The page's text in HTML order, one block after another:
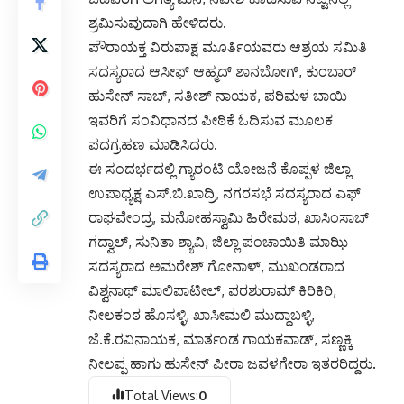
ಶ್ರಮಿಸುವುದಾಗಿ ಹೇಳಿದರು.
ಪೌರಾಯಕ್ತ ವಿರುಪಾಕ್ಷ ಮೂರ್ತಿಯವರು ಆಶ್ರಯ ಸಮಿತಿ
ಸದಸ್ಯರಾದ ಆಸೀಫ್ ಆಹ್ಮದ್ ಶಾನಬೋಗ್, ಕುಂಬಾರ್
ಹುಸೇನ್ ಸಾಬ್, ಸತೀಶ್ ನಾಯಕ, ಪರಿಮಳ ಬಾಯಿ
ಇವರಿಗೆ ಸಂವಿಧಾನದ ಪೀಠಿಕೆ ಓದಿಸುವ ಮೂಲಕ
ಪದಗ್ರಹಣ ಮಾಡಿಸಿದರು.
ಈ ಸಂದರ್ಭದಲ್ಲಿ ಗ್ಯಾರಂಟಿ ಯೋಜನೆ ಕೊಪ್ಪಳ ಜಿಲ್ಲಾ
ಉಪಾಧ್ಯಕ್ಷ ಎಸ್.ಬಿ.ಖಾದ್ರಿ, ನಗರಸಭೆ ಸದಸ್ಯರಾದ ಎಫ್
ರಾಘವೇಂದ್ರ, ಮನೋಹಸ್ವಾಮಿ ಹಿರೇಮಠ, ಖಾಸಿಂಸಾಬ್
ಗದ್ವಾಲ್, ಸುನಿತಾ ಶ್ಯಾವಿ, ಜಿಲ್ಲಾ ಪಂಚಾಯಿತಿ ಮಾಝಿ
ಸದಸ್ಯರಾದ ಅಮರೇಶ್ ಗೋನಾಳ್, ಮುಖಂಡರಾದ
ವಿಶ್ವನಾಥ್ ಮಾಲಿಪಾಟೀಲ್, ಪರಶುರಾಮ್ ಕಿರಿಕಿರಿ,
ನೀಲಕಂಠ ಹೊಸಳ್ಳಿ, ಖಾಸೀಮಲಿ ಮುದ್ದಾಬಳ್ಳಿ,
ಜೆ.ಕೆ.ರವಿನಾಯಕ, ಮಾರ್ತಂಡ ಗಾಯಕವಾಡ್, ಸಣ್ಣಕ್ಕಿ
ನೀಲಪ್ಪ ಹಾಗು ಹುಸೇನ್ ಪೀರಾ ಜವಳಗೇರಾ ಇತರರಿದ್ದರು.
Total Views:0